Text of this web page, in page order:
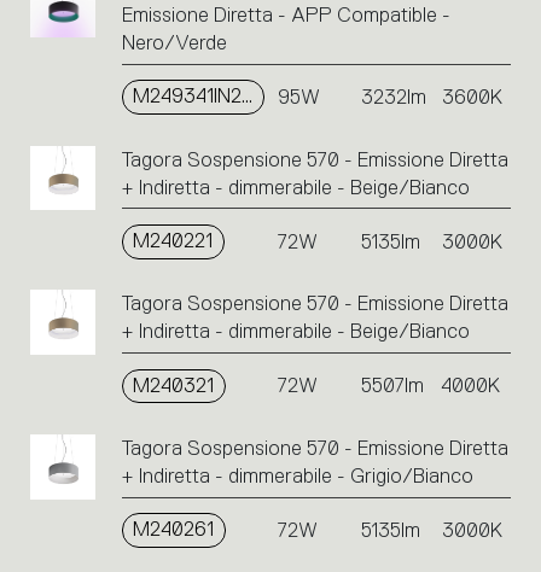
Emissione Diretta - APP Compatible -
Nero/Verde
M249341IN2APP 95W 3232lm 3600K
Tagora Sospensione 570 - Emissione Diretta
+ Indiretta - dimmerabile - Beige/Bianco
M240221 72W 5135lm 3000K
Tagora Sospensione 570 - Emissione Diretta
+ Indiretta - dimmerabile - Beige/Bianco
M240321 72W 5507lm 4000K
Tagora Sospensione 570 - Emissione Diretta
+ Indiretta - dimmerabile - Grigio/Bianco
M240261 72W 5135lm 3000K